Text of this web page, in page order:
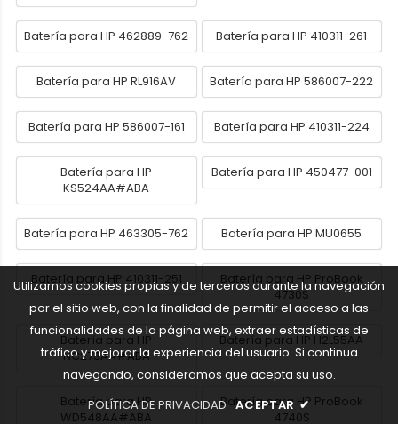
Batería para HP 462889-762 Batería para HP 410311-261
Batería para HP RL916AV Batería para HP 586007-222
Batería para HP 586007-161 Batería para HP 410311-224
Batería para HP
KS524AA#ABA
Batería para HP 450477-001
Batería para HP 463305-762 Batería para HP MU0655
Batería para HP 410311-251
Batería para HP ProBook
4730S
Batería para HP
NC273AA#ABA
Batería para HP H2L55AA
Batería para HP
WD548AA#ABA
Batería para HP ProBook
4740S
Utilizamos cookies propias y de terceros durante la navegación
por el sitio web, con la finalidad de permitir el acceso a las
funcionalidades de la página web, extraer estadísticas de
tráfico y mejorar la experiencia del usuario. Si continua
navegando, consideramos que acepta su uso.
POLÍTICA DE PRIVACIDAD ACEPTAR ✔